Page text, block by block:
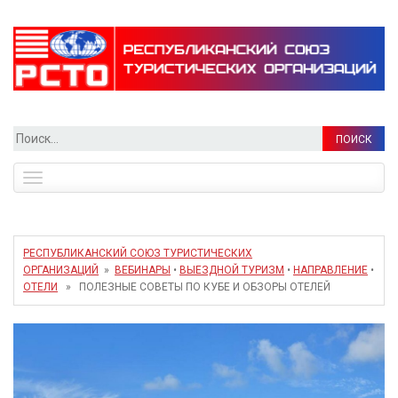
Найти:
navigation
РЕСПУБЛИКАНСКИЙ СОЮЗ ТУРИСТИЧЕСКИХ
ОРГАНИЗАЦИЙ
» ВЕБИНАРЫ • ВЫЕЗДНОЙ ТУРИЗМ • НАПРАВЛЕНИЕ •
ОТЕЛИ
» ПОЛЕЗНЫЕ СОВЕТЫ ПО КУБЕ И ОБЗОРЫ ОТЕЛЕЙ